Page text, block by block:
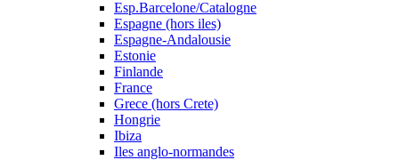
Esp.Barcelone/Catalogne
Espagne (hors iles)
Espagne-Andalousie
Estonie
Finlande
France
Grece (hors Crete)
Hongrie
Ibiza
Iles anglo-normandes